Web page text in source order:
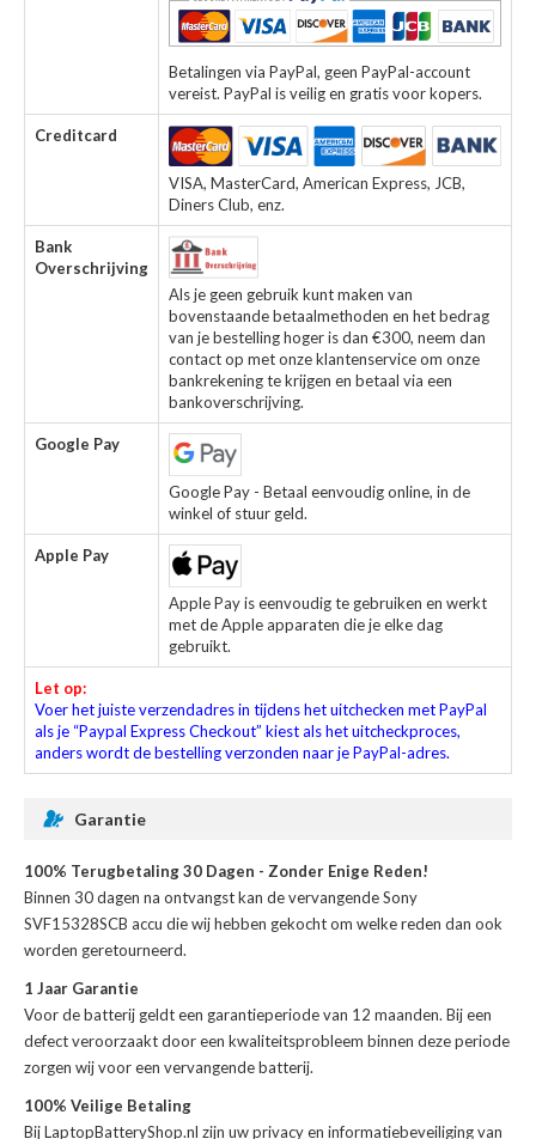
Betalingen via PayPal, geen PayPal-account
vereist. PayPal is veilig en gratis voor kopers.
Creditcard
VISA, MasterCard, American Express, JCB,
Diners Club, enz.
Bank
Overschrijving
Als je geen gebruik kunt maken van
bovenstaande betaalmethoden en het bedrag
van je bestelling hoger is dan €300, neem dan
contact op met onze klantenservice om onze
bankrekening te krijgen en betaal via een
bankoverschrijving.
Google Pay
Google Pay - Betaal eenvoudig online, in de
winkel of stuur geld.
Apple Pay
Apple Pay is eenvoudig te gebruiken en werkt
met de Apple apparaten die je elke dag
gebruikt.
Let op:
Voer het juiste verzendadres in tijdens het uitchecken met PayPal
als je “Paypal Express Checkout” kiest als het uitcheckproces,
anders wordt de bestelling verzonden naar je PayPal-adres.
Garantie
100% Terugbetaling 30 Dagen - Zonder Enige Reden!
Binnen 30 dagen na ontvangst kan devervangende Sony
SVF15328SCB accu die wij hebben gekocht om welke reden dan ook
worden geretourneerd.
1 Jaar Garantie
Voor debatterij geldt een garantieperiode van 12 maanden. Bij een
defect veroorzaakt door een kwaliteitsprobleem binnen deze periode
zorgen wij voor een vervangende batterij.
100% Veilige Betaling
Bij LaptopBatteryShop.nl zijn uw privacy en informatiebeveiliging van